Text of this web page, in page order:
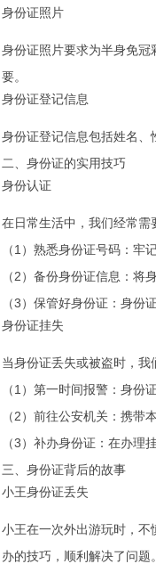
身份证照片
身份证照片要求为半身免
要。
身份证登记信息
身份证登记信息包括姓名、
二、身份证的实用技巧
身份认证
在日常生活中，我们经常需
（1）熟悉身份证号码：牢
（2）备份身份证信息：将
（3）保管好身份证：身份
身份证挂失
当身份证丢失或被盗时，我
（1）第一时间报警：身份
（2）前往公安机关：携带
（3）补办身份证：在办理
三、身份证背后的故事
小王身份证丢失
小王在一次外出游玩时，
办的技巧，顺利解决了问题。